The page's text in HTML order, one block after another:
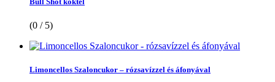
(0 / 5)
Limoncellos Szaloncukor – rózsavízzel és áfonyával